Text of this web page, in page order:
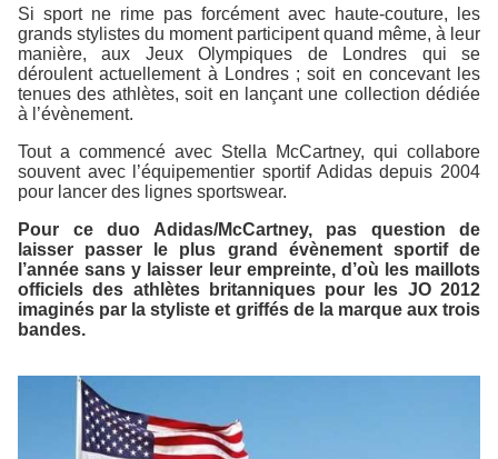
Si sport ne rime pas forcément avec haute-couture, les
grands stylistes du moment participent quand même, à leur
manière, aux Jeux Olympiques de Londres qui se
déroulent actuellement à Londres ; soit en concevant les
tenues des athlètes, soit en lançant une collection dédiée
à l’évènement.
Tout a commencé avec Stella McCartney, qui collabore
souvent avec l’équipementier sportif Adidas depuis 2004
pour lancer des lignes sportswear.
Pour ce duo Adidas/McCartney, pas question de
laisser passer le plus grand évènement sportif de
l’année sans y laisser leur empreinte, d’où les maillots
officiels des athlètes britanniques pour les JO 2012
imaginés par la styliste et griffés de la marque aux trois
bandes.